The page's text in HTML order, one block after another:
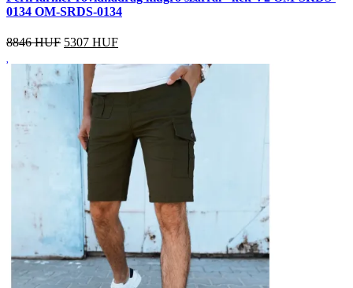
0134 OM-SRDS-0134
8846 HUF 5307 HUF